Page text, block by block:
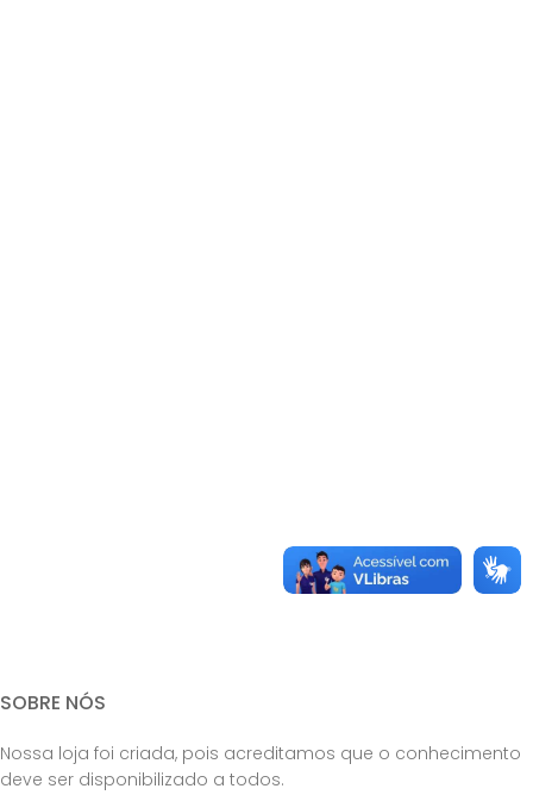
SOBRE NÓS
Nossa loja foi criada, pois acreditamos que o conhecimento
deve ser disponibilizado a todos.